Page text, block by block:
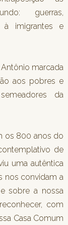
guerras,
à imigrantes e
marcada
aos pobres e
da
os 800 anos do
de
uma autêntica
nos convidam a
sobre a nossa
com
Casa Comum